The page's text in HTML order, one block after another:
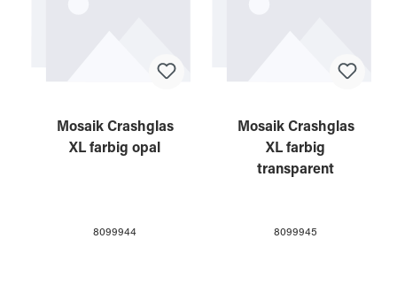
Mosaik Crashglas
XL farbig opal
8099944
Mosaik Crashglas
XL farbig
transparent
8099945